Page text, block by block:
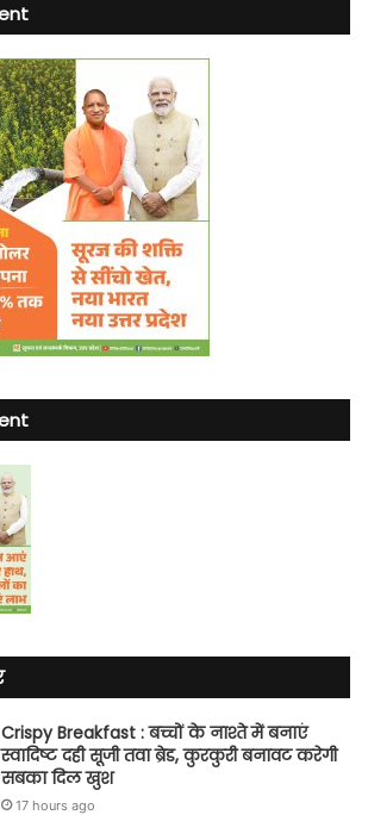
Crispy Breakfast : बच्चों के नाश्ते में बनाएं
स्वादिष्ट दही सूजी तवा ब्रेड, कुरकुरी बनावट करेगी
सबका दिल खुश
17 hours ago